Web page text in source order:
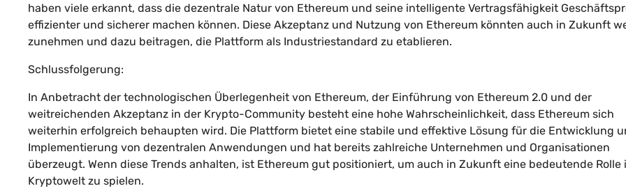
haben viele erkannt, dass die dezentrale Natur von Ethereum und seine intelligente Vertragsfähigkeit
effizienter und sicherer machen können. Diese Akzeptanz und Nutzung von Ethereum könnten auch in Zukunft
zunehmen und dazu beitragen, die Plattform als Industriestandard zu etablieren.
Schlussfolgerung:
In Anbetracht der technologischen Überlegenheit von Ethereum, der Einführung von Ethereum 2.0 und der
weitreichenden Akzeptanz in der Krypto-Community besteht eine hohe Wahrscheinlichkeit, dass Ethereum sich
weiterhin erfolgreich behaupten wird. Die Plattform bietet eine stabile und effektive Lösung für die Entwicklung
Implementierung von dezentralen Anwendungen und hat bereits zahlreiche Unternehmen und Organisationen
überzeugt. Wenn diese Trends anhalten, ist Ethereum gut positioniert, um auch in Zukunft eine bedeutende Rolle
Kryptowelt zu spielen.